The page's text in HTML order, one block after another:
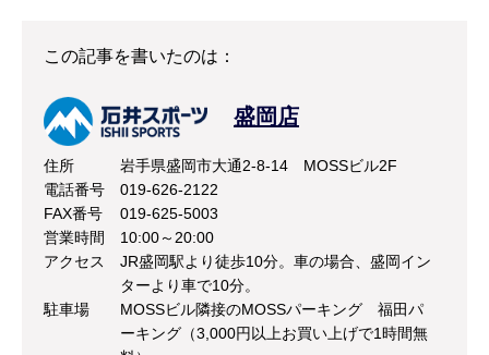
この記事を書いたのは：
盛岡店
住所
岩手県盛岡市大通2-8-14 MOSSビル2F
電話番号
019-626-2122
FAX番号
019-625-5003
営業時間
10:00～20:00
アクセス
JR盛岡駅より徒歩10分。車の場合、盛岡イン
ターより車で10分。
駐車場
MOSSビル隣接のMOSSパーキング 福田パ
ーキング（3,000円以上お買い上げで1時間無